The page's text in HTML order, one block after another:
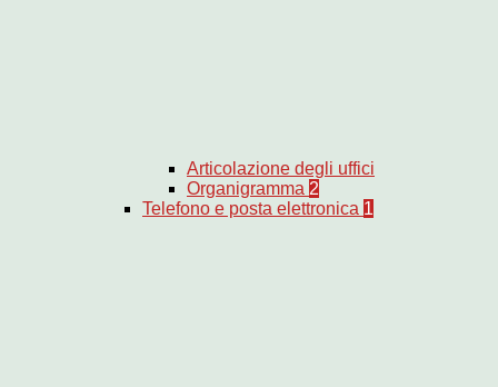
Articolazione degli uffici
Organigramma 2
Telefono e posta elettronica 1